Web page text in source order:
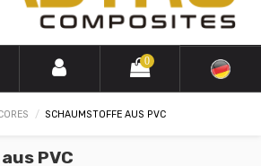
0
SCHAUMSTOFFE AUS PVC
PVC